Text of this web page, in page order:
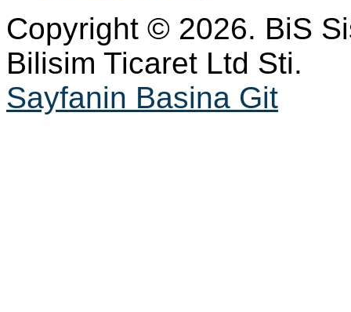
Copyright © 2026. BiS
Bilisim Ticaret Ltd Sti.
Sayfanin Basina Git